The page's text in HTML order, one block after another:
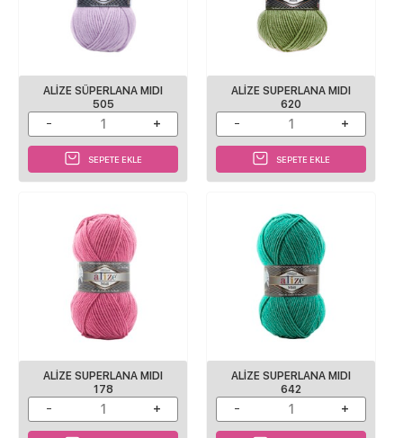
ALIZE SÜPERLANA MIDI
505
SEPETE EKLE
ALIZE SUPERLANA MIDI
620
SEPETE EKLE
ALIZE SUPERLANA MIDI
178
ALIZE SUPERLANA MIDI
642